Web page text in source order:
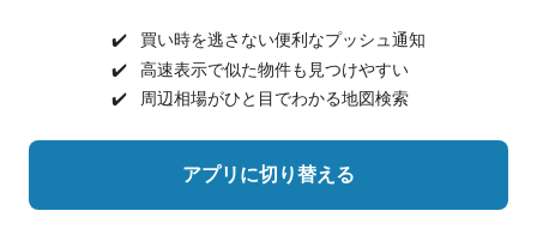
✔️
買い時を逃さない便利なプッシュ通知
✔️
高速表示で似た物件も見つけやすい
✔️
周辺相場がひと目でわかる地図検索
アプリに切り替える
ヘルプ・お問い合わせ 採用情報
©NIFTY Lifestyle Co., Ltd.